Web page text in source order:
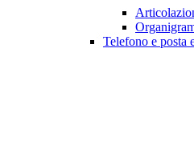
Telefono e posta